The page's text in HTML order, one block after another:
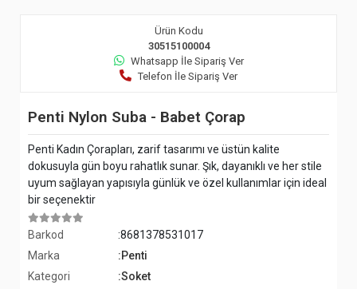
Ürün Kodu
30515100004
Whatsapp İle Sipariş Ver
Telefon İle Sipariş Ver
Penti Nylon Suba - Babet Çorap
Penti Kadın Çorapları, zarif tasarımı ve üstün kalite
dokusuyla gün boyu rahatlık sunar. Şık, dayanıklı ve her stile
uyum sağlayan yapısıyla günlük ve özel kullanımlar için ideal
bir seçenektir
Barkod
:8681378531017
Marka
:Penti
Kategori
:Soket